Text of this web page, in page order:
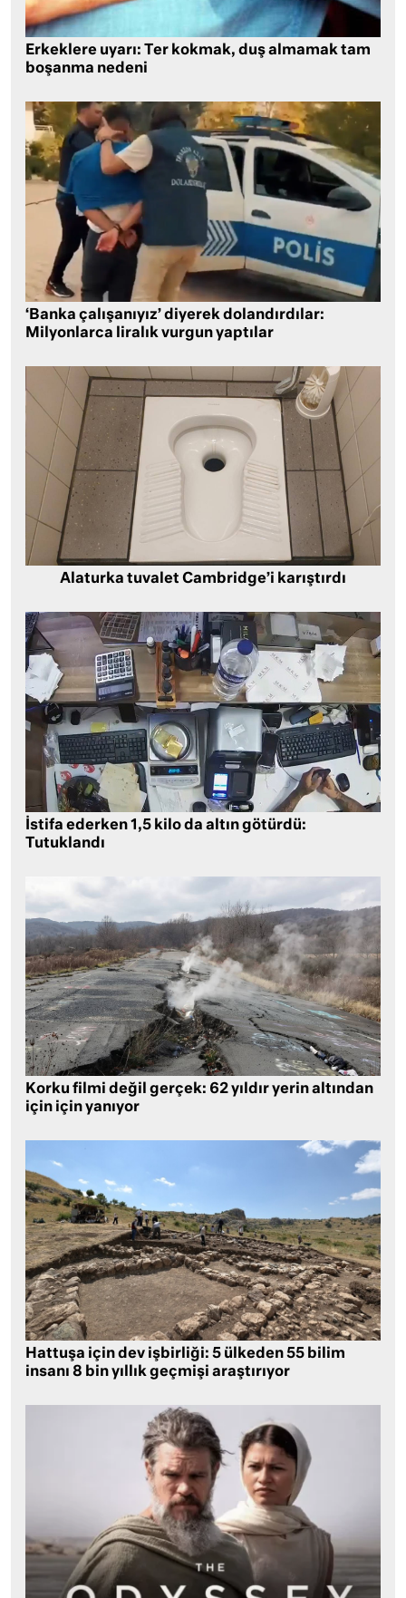
Erkeklere uyarı: Ter kokmak, duş almamak tam
boşanma nedeni
‘Banka çalışanıyız’ diyerek dolandırdılar:
Milyonlarca liralık vurgun yaptılar
Alaturka tuvalet Cambridge’i karıştırdı
İstifa ederken 1,5 kilo da altın götürdü:
Tutuklandı
Korku filmi değil gerçek: 62 yıldır yerin altından
için için yanıyor
Hattuşa için dev işbirliği: 5 ülkeden 55 bilim
insanı 8 bin yıllık geçmişi araştırıyor